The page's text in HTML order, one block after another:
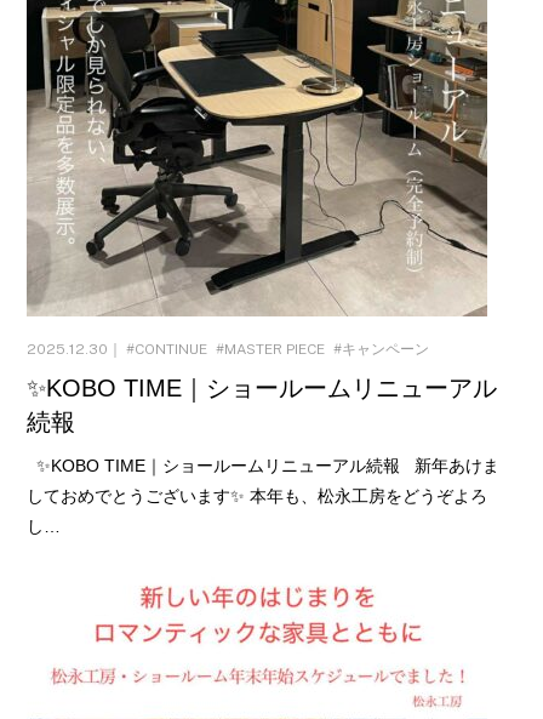
2025.12.30｜ CONTINUE MASTER PIECE キャンペーン
✨KOBO TIME｜ショールームリニューアル
続報
✨KOBO TIME｜ショールームリニューアル続報 新年あけま
しておめでとうございます✨ 本年も、松永工房をどうぞよろ
し…